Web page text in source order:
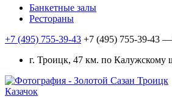
Банкетные залы
Рестораны
+7 (495) 755-39-43 +7 (495) 755-39-43 —
г. Троицк, 47 км. по
Казачок